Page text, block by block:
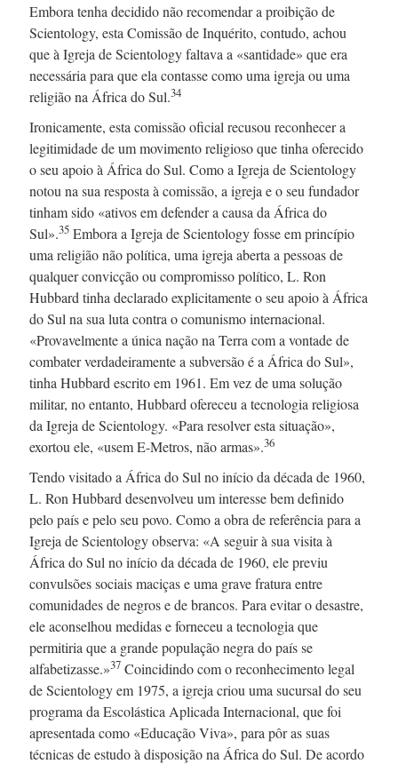
Embora tenha decidido não recomendar a proibição de
Scientology, esta Comissão de Inquérito, contudo, achou
que à Igreja de Scientology faltava a «santidade» que era
necessária para que ela contasse como uma igreja ou uma
religião na África do Sul.34
Ironicamente, esta comissão oficial recusou reconhecer a
legitimidade de um movimento religioso que tinha oferecido
o seu apoio à África do Sul. Como a Igreja de Scientology
notou na sua resposta à comissão, a igreja e o seu fundador
tinham sido «ativos em defender a causa da África do
Sul».35 Embora a Igreja de Scientology fosse em princípio
uma religião não política, uma igreja aberta a pessoas de
qualquer convicção ou compromisso político, L. Ron
Hubbard tinha declarado explicitamente o seu apoio à África
do Sul na sua luta contra o comunismo internacional.
«Provavelmente a única nação na Terra com a vontade de
combater verdadeiramente a subversão é a África do Sul»,
tinha Hubbard escritoem 1961. Em vez de uma solução
militar, no entanto, Hubbard ofereceu a tecnologia religiosa
da Igreja de Scientology. «Para resolver esta situação»,
exortou ele, «usemE-Metros, não armas».36
Tendo visitado a África do Sul no início da década de 1960,
L. Ron Hubbard desenvolveu um interesse bem definido
pelo país e pelo seu povo. Como a obra de referência para a
Igreja de Scientology observa: «A seguir à sua visita à
África do Sul no início da década de 1960, ele previu
convulsões sociais maciças e uma grave fratura entre
comunidades de negros e de brancos. Para evitar o desastre,
ele aconselhou medidas e forneceu a tecnologia que
permitiria que a grande população negra do país se
alfabetizasse.»37 Coincidindo com o reconhecimento legal
de Scientologyem 1975, a igreja criou uma sucursal do seu
programa da Escolástica Aplicada Internacional, que foi
apresentada como «Educação Viva», para pôr as suas
técnicas de estudo à disposição na África do Sul. De acordo